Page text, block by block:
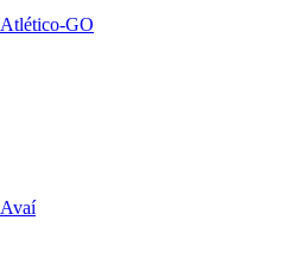
Atlético-GO
Avaí